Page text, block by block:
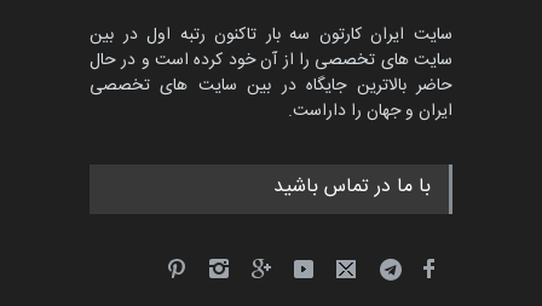
مسابقۀ بین‌المللی کارتون و
کاریکاتور «البغلی…
مهلت
مهلت
سایت ایران کارتون سه بار تاکنون رتبه اول در بین
سایت های تخصصی را از آن خود کرده است و در حال
حاضر بالاترین جایگاه در بین سایت های تخصصی
ایران و جهان را داراست.
با ما در تماس باشید